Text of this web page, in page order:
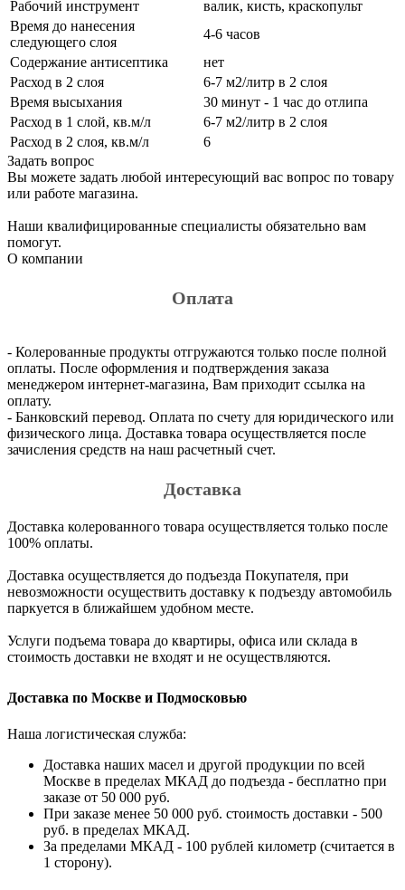
Рабочий инструмент
валик, кисть, краскопульт
Время до нанесения
следующего слоя
4-6 часов
Содержание антисептика
нет
Расход в 2 слоя
6-7 м2/литр в 2 слоя
Время высыхания
30 минут - 1 час до отлипа
Расход в 1 слой, кв.м/л
6-7 м2/литр в 2 слоя
Расход в 2 слоя, кв.м/л
6
Задать вопрос
Вы можете задать любой интересующий вас вопрос по товару
или работе магазина.
Наши квалифицированные специалисты обязательно вам
помогут.
О компании
Оплата
- Колерованные продукты отгружаются только после полной
оплаты. После оформления и подтверждения заказа
менеджером интернет-магазина, Вам приходит ссылка на
оплату.
- Банковский перевод. Оплата по счету для юридического или
физического лица. Доставка товара осуществляется после
зачисления средств на наш расчетный счет.
Доставка
Доставка колерованного товара осуществляется только после
100% оплаты.
Доставка осуществляется до подъезда Покупателя, при
невозможности осуществить доставку к подъезду автомобиль
паркуется в ближайшем удобном месте.
Услуги подъема товара до квартиры, офиса или склада в
стоимость доставки не входят и не осуществляются.
Доставка по Москве и Подмосковью
Наша логистическая служба:
Доставка наших масел и другой продукции по всей
Москве в пределах МКАД до подъезда - бесплатно при
заказе от 50 000 руб.
При заказе менее 50 000 руб. стоимость доставки - 500
руб. в пределах МКАД.
За пределами МКАД - 100 рублей километр (считается в
1 сторону).